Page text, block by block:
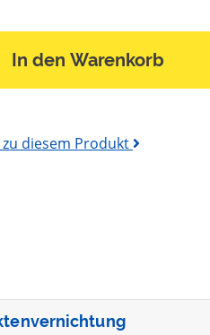
In den Warenkorb
diesem Produkt